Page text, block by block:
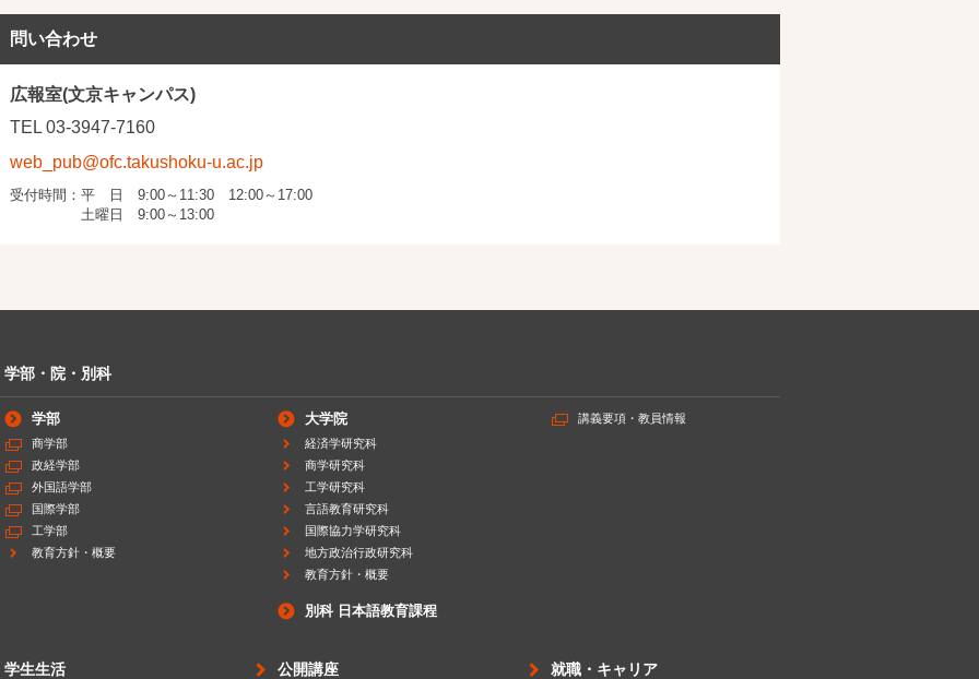
問い合わせ
広報室(文京キャンパス)
TEL 03-3947-7160
web_pub@ofc.takushoku-u.ac.jp
受付時間：平 日 9:00～11:30 12:00～17:00
土曜日 9:00～13:00
学部・院・別科
学部
商学部
政経学部
外国語学部
国際学部
工学部
教育方針・概要
大学院
経済学研究科
商学研究科
工学研究科
言語教育研究科
国際協力学研究科
地方政治行政研究科
教育方針・概要
別科 日本語教育課程
講義要項・教員情報
学生生活 公開講座 就職・キャリア